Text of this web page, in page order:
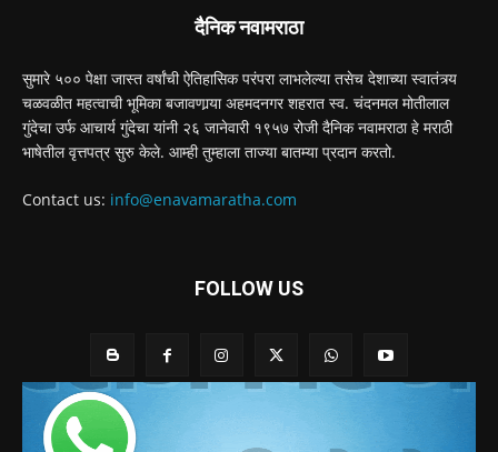
दैनिक नवामराठा
सुमारे ५०० पेक्षा जास्त वर्षांची ऐतिहासिक परंपरा लाभलेल्या तसेच देशाच्या स्वातंत्र्य
चळवळीत महत्वाची भूमिका बजावणार्‍या अहमदनगर शहरात स्व. चंदनमल मोतीलाल
गुंदेचा उर्फ आचार्य गुंदेचा यांनी २६ जानेवारी १९५७ रोजी दैनिक नवामराठा हे मराठी
भाषेतील वृत्तपत्र सुरु केले. आम्ही तुम्हाला ताज्या बातम्या प्रदान करतो.
Contact us: info@enavamaratha.com
FOLLOW US